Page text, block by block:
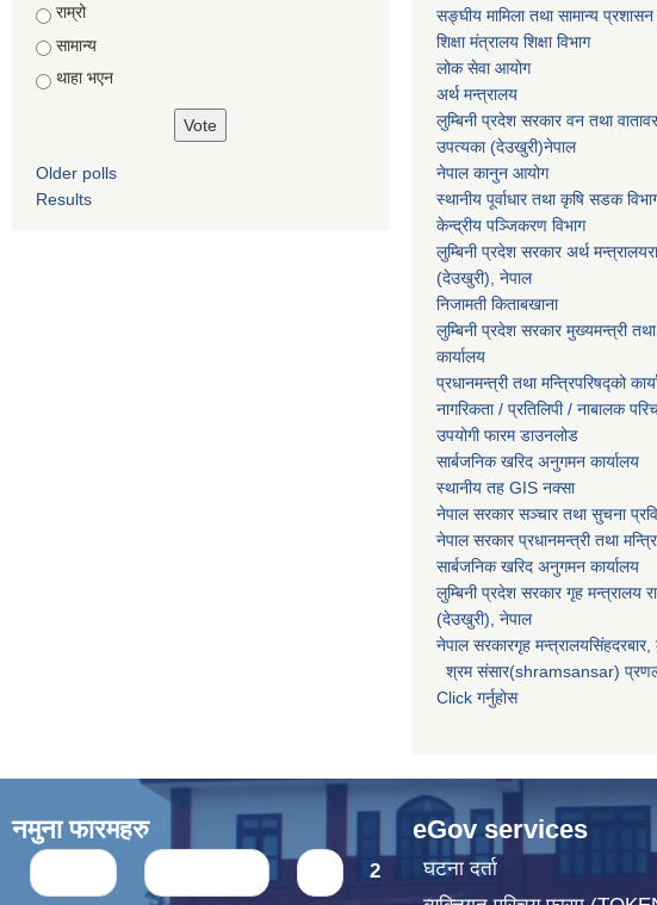
राम्रो
सामान्य
थाहा भएन
Older polls
Results
सङ्घीय मामिला तथा सामान्य
शिक्षा मंत्रालय शिक्षा विभाग
लोक सेवा आयोग
अर्थ मन्त्रालय
लुम्बिनी प्रदेश सरकार वन तथा
उपत्यका (देउखुरी)नेपाल
नेपाल कानुन आयोग
स्थानीय पूर्वाधार तथा कृषि सडक
केन्द्रीय पञ्जिकरण विभाग
लुम्बिनी प्रदेश सरकार अर्थ
(देउखुरी), नेपाल
निजामती किताबखाना
लुम्बिनी प्रदेश सरकार मुख्यमन्त्री तथा
कार्यालय
प्रधानमन्त्री तथा मन्त्रिपरिषद्को
नागरिकता / प्रतिलिपी / नाबालक
उपयोगी फारम डाउनलोड
सार्बजनिक खरिद अनुगमन कार्यालय
स्थानीय तह GIS नक्सा
नेपाल सरकारसञ्चार तथा सुचना
नेपाल सरकार प्रधानमन्त्री तथा
सार्बजनिक खरिद अनुगमन कार्यालय
लुम्बिनी प्रदेश सरकार गृह मन्त्रालय
(देउखुरी), नेपाल
नेपाल सरकारगृह मन्त्रालयसिंहदरबार,
श्रम संसार(shramsansar)
Click गर्नुहोस
नमुना फारमहरु
Pages 2
eGov services
घटना दर्ता